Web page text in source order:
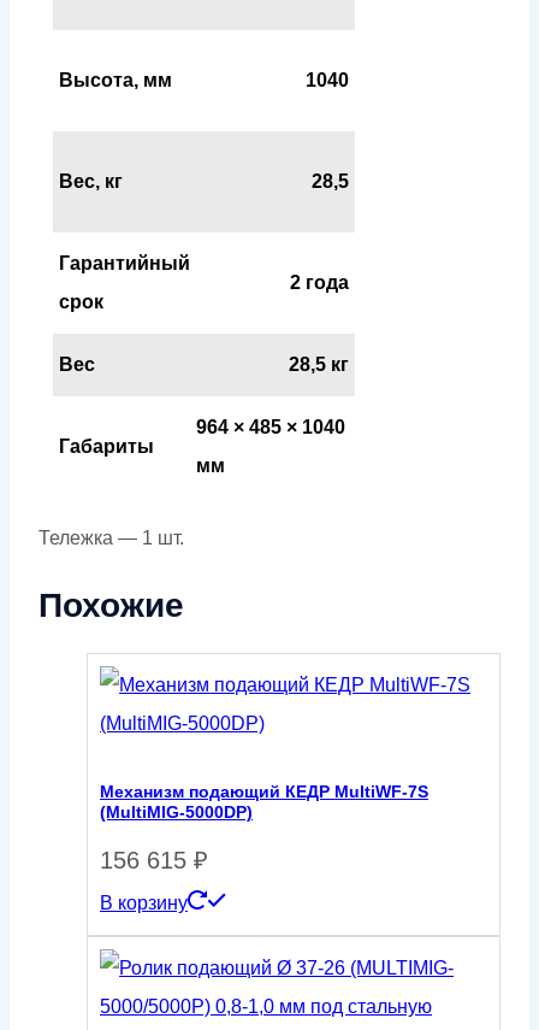
Высота, мм 1040
Вес, кг 28,5
Гарантийный
срок
2 года
Вес 28,5 кг
Габариты
964 × 485 × 1040
мм
Тележка — 1 шт.
Похожие
Механизм подающий КЕДР MultiWF-7S
(MultiMIG-5000DP)
156 615 ₽
В корзину